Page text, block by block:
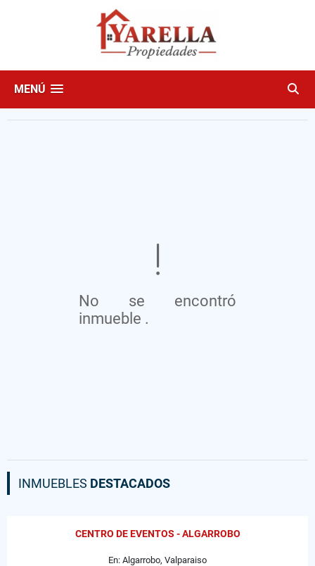
MENÚ
No se encontró
inmueble .
INMUEBLES DESTACADOS
CENTRO DE EVENTOS - ALGARROBO
En: Algarrobo, Valparaiso